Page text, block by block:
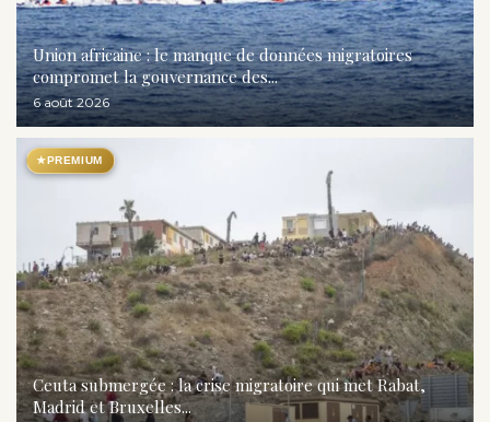
Union africaine : le manque de données migratoires
compromet la gouvernance des...
6 août 2026
★PREMIUM
Ceuta submergée : la crise migratoire qui met Rabat,
Madrid et Bruxelles...